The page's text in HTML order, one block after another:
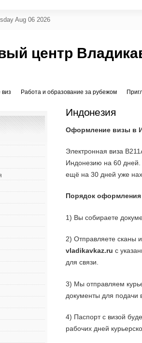
Aug 06 2026
центр
Работа и образование за рубежом
Индонезия
Оформление визы в
Электронная виза
Индонезию на 60
ещё на 30 дней уже
Порядок
1) Вы собираете
2) Отправляете сканы
vladikavkaz.ru с
для связи.
3) Мы отправляем
документы для подачи
4) Паспорт с визой
рабочих дней